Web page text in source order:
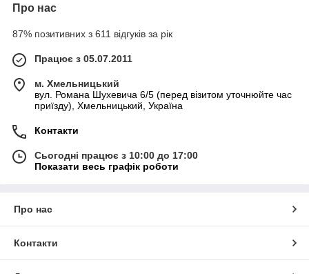
Про нас
87% позитивних з 611 відгуків за рік
Працює з 05.07.2011
м. Хмельницький
вул. Романа Шухевича 6/5 (перед візитом уточнюйте час
приїзду), Хмельницький, Україна
Контакти
Сьогодні працює з 10:00 до 17:00
Показати весь графік роботи
Про нас
Контакти